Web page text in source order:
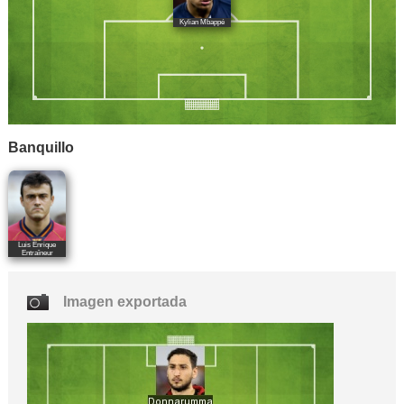
Kylian Mbappé
Banquillo
Luis Enrique
Entraîneur
Imagen exportada